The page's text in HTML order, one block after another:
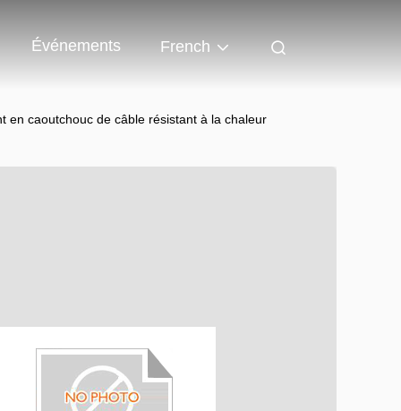
Événements French
en caoutchouc de câble résistant à la chaleur